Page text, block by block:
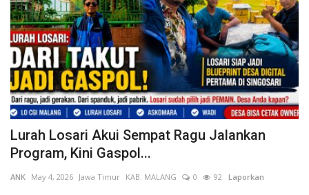
Lurah Losari Akui Sempat Ragu Jalankan
Program, Kini Gaspol...
ANK May 4, 2026 Jawa Timur KAB. MALANG 0 92 Laporkan